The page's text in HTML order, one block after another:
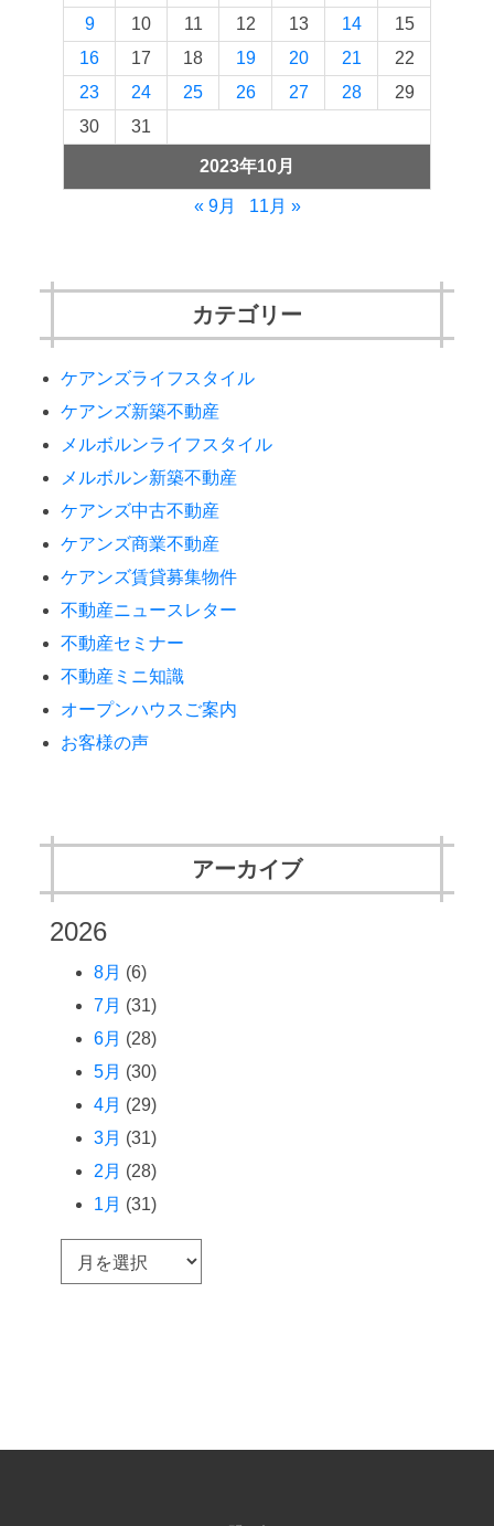
2023年10月
9
10 11 12 13 14
15
16
17 18 19 20 21
22
23
24 25 26 27 28
29
30
31
« 9月 11月 »
カテゴリー
ケアンズライフスタイル
ケアンズ新築不動産
メルボルンライフスタイル
メルボルン新築不動産
ケアンズ中古不動産
ケアンズ商業不動産
ケアンズ賃貸募集物件
不動産ニュースレター
不動産セミナー
不動産ミニ知識
オープンハウスご案内
お客様の声
アーカイブ
2026
8月 (6)
7月 (31)
6月 (28)
5月 (30)
4月 (29)
3月 (31)
2月 (28)
1月 (31)
ー